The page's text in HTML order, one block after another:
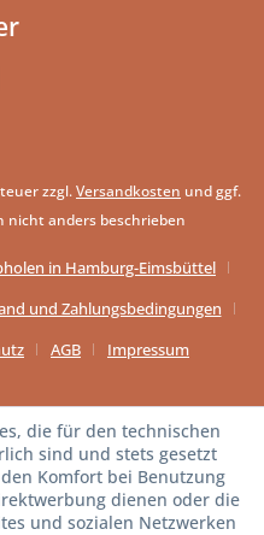
zzgl.Versandkosten und ggf.
nicht anders beschrieben
in Hamburg-Eimsbüttel
und Zahlungsbedingungen
AGB Impressum
die für den technischen
sind und stets gesetzt
Komfort bei Benutzung
dienen oder die
und sozialen Netzwerken